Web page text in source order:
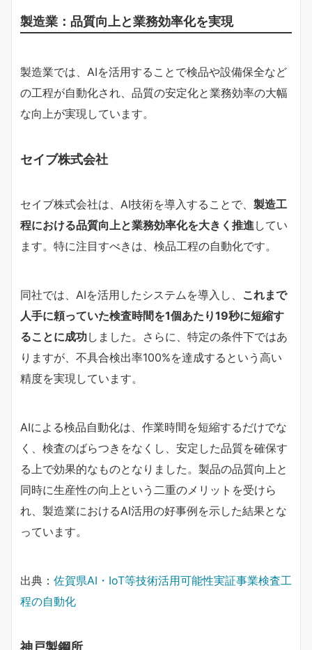
製造業：品質向上と業務効率化を実現
製造業では、AIを活用することで検品や設備保全など
の工程が自動化され、品質の安定化と業務効率の大幅
な向上が実現しています。
セイブ株式会社
セイブ株式会社は、AI技術を導入することで、 製造工
程における品質向上と業務効率化を大きく推進してい
ます。特に注目すべきは、検品工程の自動化です。
同社では、AIを活用したシステムを導入し、 これまで
人手に頼っていた検査時間を1個あたり19秒に短縮す
ることに成功しました。さらに、特定の条件下ではあ
りますが、不具合検出率100%を達成するという高い
精度を実現しています。
AIによる検品自動化は、作業時間を短縮するだけでな
く、検査のばらつきをなくし、安定した品質を確保す
る上で効果的なものとなりました。製品の品質向上と
同時に生産性の向上という二重のメリットを受けら
れ、製造業におけるAI活用の好事例を示した結果とな
っています。
出典： 佐賀県AI・IoT等技術活用可能性実証事業検査工
程の自動化
神戸製鋼所